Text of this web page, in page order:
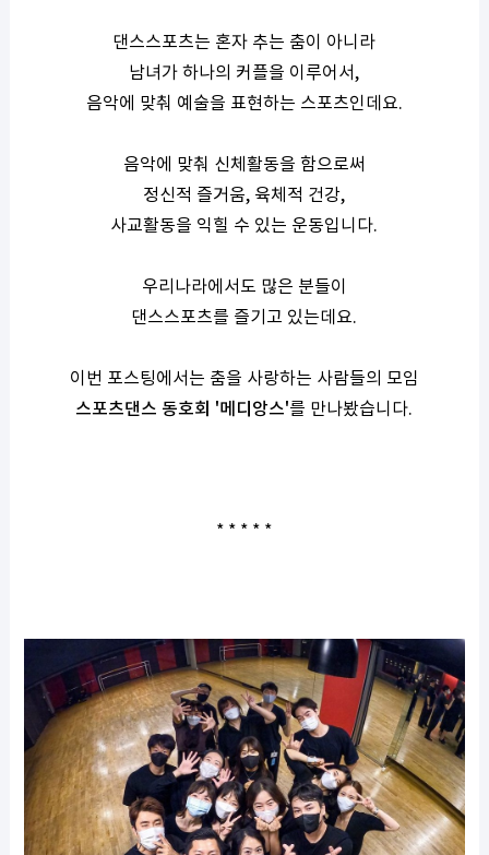
댄스스포츠는 혼자 추는 춤이 아니라
남녀가 하나의 커플을 이루어서,
음악에 맞춰 예술을 표현하는 스포츠인데요.
음악에 맞춰 신체활동을 함으로써
정신적 즐거움, 육체적 건강,
사교활동을 익힐 수 있는 운동입니다.
우리나라에서도 많은 분들이
댄스스포츠를 즐기고 있는데요.
이번 포스팅에서는 춤을 사랑하는 사람들의 모임
스포츠댄스 동호회 '메디앙스'를 만나봤습니다.
* * * * *